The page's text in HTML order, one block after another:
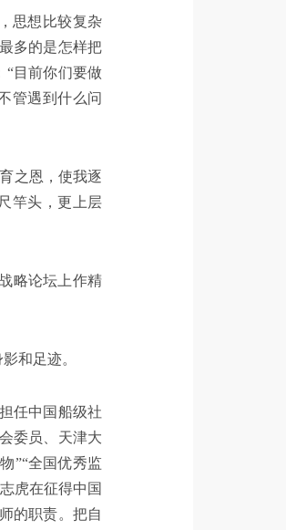
思想比较复杂
多的是怎样把
“目前你们要做
管遇到什么问
之恩，使我逐
竿头，更上层
略论坛上作精
和足迹。
任中国船级社
委员、天津大
”“全国优秀监
虎在征得中国
的职责。把自